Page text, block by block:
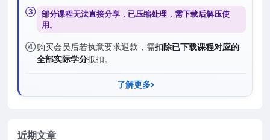
③ 部分课程无法直接分享，已压缩处理，需下载后解压使
用。
④购买会员后若执意要求退款，需扣除已下载课程对应的
全部实际学分抵扣。
了解更多
近期文章